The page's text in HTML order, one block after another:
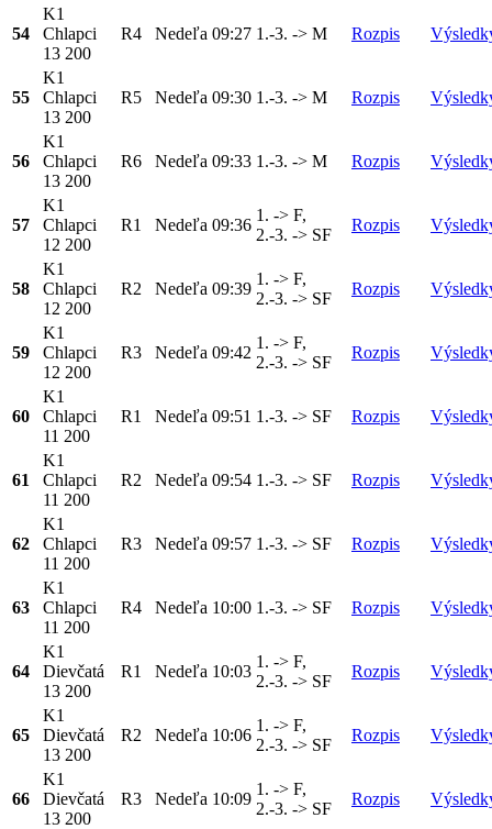
54
K1
Chlapci
13 200
R4 Nedeľa 09:27 1.-3. -> M Rozpis
55
K1
Chlapci
13 200
R5 Nedeľa 09:30 1.-3. -> M Rozpis
56
K1
Chlapci
13 200
R6 Nedeľa 09:33 1.-3. -> M Rozpis
57
K1
Chlapci
12 200
R1 Nedeľa 09:36
1. -> F,
2.-3. -> SF
Rozpis
58
K1
Chlapci
12 200
R2 Nedeľa 09:39
1. -> F,
2.-3. -> SF
Rozpis
59
K1
Chlapci
12 200
R3 Nedeľa 09:42
1. -> F,
2.-3. -> SF
Rozpis
60
K1
Chlapci
11 200
R1 Nedeľa 09:51 1.-3. -> SF Rozpis
61
K1
Chlapci
11 200
R2 Nedeľa 09:54 1.-3. -> SF Rozpis
62
K1
Chlapci
11 200
R3 Nedeľa 09:57 1.-3. -> SF Rozpis
63
K1
Chlapci
11 200
R4 Nedeľa 10:00 1.-3. -> SF Rozpis
64
K1
Dievčatá
13 200
R1 Nedeľa 10:03
1. -> F,
2.-3. -> SF
Rozpis
65
K1
Dievčatá
13 200
R2 Nedeľa 10:06
1. -> F,
2.-3. -> SF
Rozpis
66
K1
Dievčatá
13 200
R3 Nedeľa 10:09
1. -> F,
2.-3. -> SF
Rozpis